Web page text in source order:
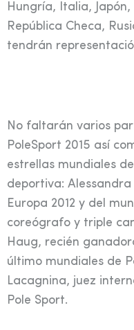
Hungría, Italia,
República Checa,
tendrán
No faltarán varios
PoleSport 2015 así
estrellas mundiales
deportiva:
Europa 2012 y del
coreógrafo y triple
Haug, recién
último mundiales de
Lacagnina, juez
Pole Sport.